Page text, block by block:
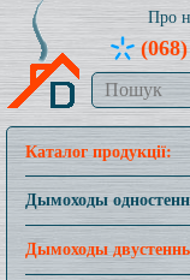
Про
(068)
Каталог продукції:
Дымоходы
Дымоходы